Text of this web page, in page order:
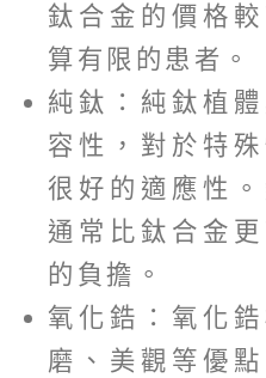
鈦合金的價格
算有限的患者。
純鈦：純鈦植
容性，對於特
很好的適應性
通常比鈦合金
的負擔。
氧化鋯：氧化
磨、美觀等優點